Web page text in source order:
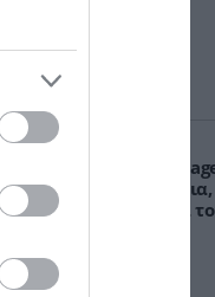
Μυρτώ Κοροβέση στο
κοινωνία ζητά
– Τι λέει για